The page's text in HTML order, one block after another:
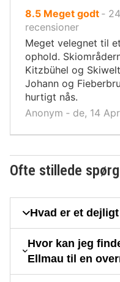
8.5ud
af
10,
Meget godt ‐ 24
recensioner
Meget velegnet til
ophold.
Kitzbühel og
Johann og
hurtigt nås.
Anonym ‐ de, 14
Ofte stillede
Hvad er et
Hvor kan jeg
Ellmau til en